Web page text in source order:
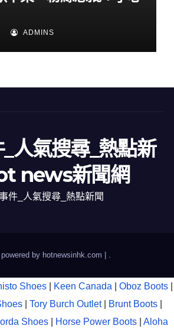
ADMINS
人氣搜尋_熱點新
news新聞網
件_人氣搜尋_熱點新聞
by hotnewsinhk.com .
Shoes Keen Canada Oboz Boots
Tory Burch Outlet Brunt Boots
Shoes Horse Power Boots Aloha